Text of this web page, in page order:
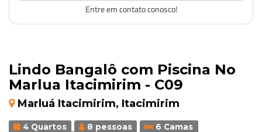
Lindo Bangalô com Piscina No
Marlua Itacimirim - C09
Marluá Itacimirim, Itacimirim
4 Quartos 8 pessoas
6 Camas
Entre em contato conosco!